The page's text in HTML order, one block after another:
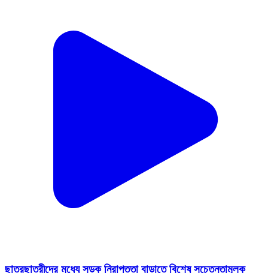
ছাত্রছাত্রীদের মধ্যে সড়ক নিরাপত্তা বাড়াতে বিশেষ সচেতনতামূলক